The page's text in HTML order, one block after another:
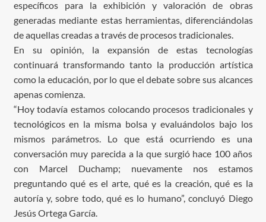
específicos para la exhibición y valoración de obras
generadas mediante estas herramientas, diferenciándolas
de aquellas creadas a través de procesos tradicionales.
En su opinión, la expansión de estas tecnologías
continuará transformando tanto la producción artística
como la educación, por lo que el debate sobre sus alcances
apenas comienza.
“Hoy todavía estamos colocando procesos tradicionales y
tecnológicos en la misma bolsa y evaluándolos bajo los
mismos parámetros. Lo que está ocurriendo es una
conversación muy parecida a la que surgió hace 100 años
con Marcel Duchamp; nuevamente nos estamos
preguntando qué es el arte, qué es la creación, qué es la
autoría y, sobre todo, qué es lo humano”, concluyó Diego
Jesús Ortega García.